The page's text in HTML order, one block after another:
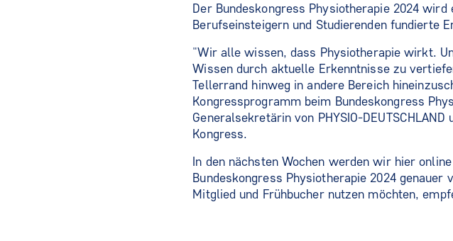
Der Bundeskongress Physiotherapie 2024
Berufseinsteigern und Studierenden fundierte
"Wir alle wissen, dass Physiotherapie wirkt.
Wissen durch aktuelle Erkenntnisse zu
Tellerrand hinweg in andere Bereich
Kongressprogramm beim Bundeskongress
Generalsekretärin von PHYSIO-
Kongress.
In den nächsten Wochen werden wir hier
Bundeskongress Physiotherapie 2024
Mitglied und Frühbucher nutzen möchten,